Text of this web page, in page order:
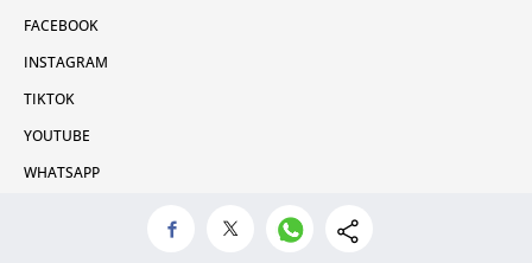
FACEBOOK
INSTAGRAM
TIKTOK
YOUTUBE
WHATSAPP